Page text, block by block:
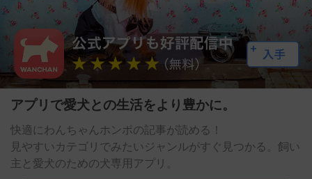
アプリで愛犬との生活をより豊かに。
快適にわんちゃんホンポの記事が読める！
見やすいカテゴリでみたいジャンルがすぐ見つかる。飼い
主と愛犬のための犬専用アプリ。